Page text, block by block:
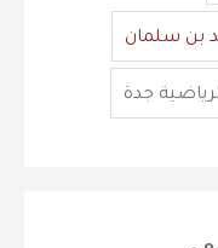
بن سلمان
جدة